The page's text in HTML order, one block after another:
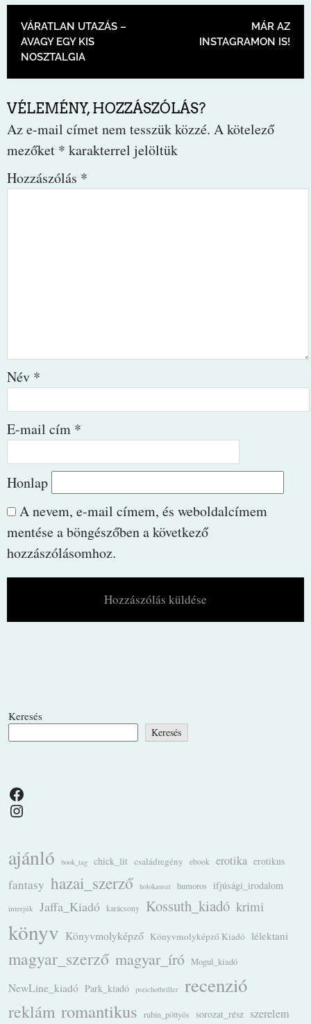
BEJEGYZÉS NAVIGÁCIÓ
VÁRATLAN UTAZÁS –
AVAGY EGY KIS
NOSZTALGIA
MÁR AZ
INSTAGRAMON IS!
VÉLEMÉNY, HOZZÁSZÓLÁS?
Az e-mail címet nem tesszük közzé. A kötelező
mezőket * karakterrel jelöltük
Hozzászólás *
Név *
E-mail cím *
Honlap
A nevem, e-mail címem, és weboldalcímem
mentése a böngészőben a következő
hozzászólásomhoz.
Keresés
Keresés
Facebook
Instagram
ajánló book_tag chick_lit családregény ebook erotika erotikus
fantasy hazai_szerző holokauszt humoros ifjúsági_irodalom
interjúk Jaffa_Kiadó karácsony Kossuth_kiadó krimi
könyv Könyvmolyképző Könyvmolyképző Kiadó lélektani
magyar_szerző magyar_író Mogul_kiadó
NewLine_kiadó Park_kiadó pszichothriller recenzió
reklám romantikus rubin_pöttyös sorozat_rész szerelem